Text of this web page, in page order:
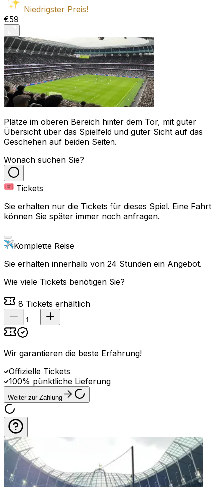
Niedrigster Preis!
€59
Plätze im oberen Bereich hinter dem Tor, mit guter
Übersicht über das Spielfeld und guter Sicht auf das
Geschehen auf beiden Seiten.
Wonach suchen Sie?
Tickets
Sie erhalten nur die Tickets für dieses Spiel. Eine Fahrt
können Sie später immer noch anfragen.
Komplette Reise
Sie erhalten innerhalb von 24 Stunden ein Angebot.
Wie viele Tickets benötigen Sie?
8 Tickets erhältlich
Wir garantieren die beste Erfahrung!
Offizielle Tickets
100% pünktliche Lieferung
Weiter zur Zahlung